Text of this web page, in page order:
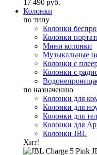
17 490 руб.
Колонки
по типу
Колонки
Колонки
Мини колонки
Музыкальные
Колонки с
Колонки с
по назначению
Колонки для
Колонки для
Колонки для
Колонки для
Колонки JBL
Хит!